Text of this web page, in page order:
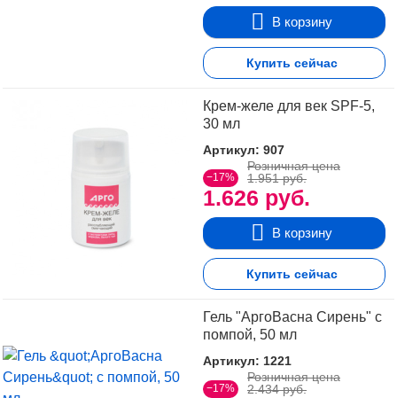
В корзину
Купить сейчас
Крем-желе для век SPF-5,
30 мл
Артикул: 907
−17%
1.626 руб.
Розничная цена
1.951 руб.
В корзину
Купить сейчас
Гель "АргоВасна Сирень" с
помпой, 50 мл
Артикул: 1221
−17%
Розничная цена
2.434 руб.